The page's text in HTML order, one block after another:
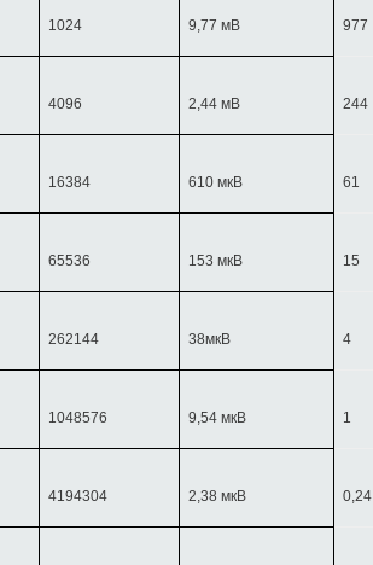
1024 9,77 мВ 977
4096 2,44 мВ 244
16384 610 мкВ 61
65536 153 мкВ 15
262144 38мкВ 4
1048576 9,54 мкВ 1
4194304 2,38 мкВ 0,24